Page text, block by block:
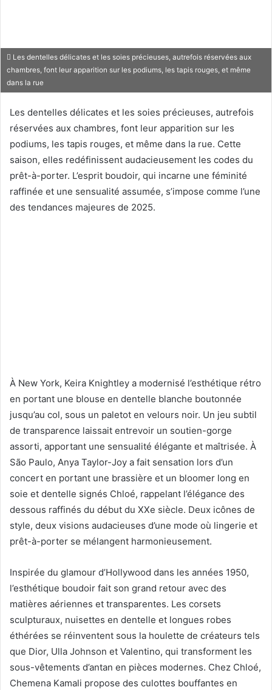
Les dentelles délicates et les soies précieuses, autrefois réservées aux
chambres, font leur apparition sur les podiums, les tapis rouges, et même
dans la rue
Les dentelles délicates et les soies précieuses, autrefois
réservées aux chambres, font leur apparition sur les
podiums, les tapis rouges, et même dans la rue. Cette
saison, elles redéfinissent audacieusement les codes du
prêt-à-porter. L’esprit boudoir, qui incarne une féminité
raffinée et une sensualité assumée, s’impose comme l’une
des tendances majeures de 2025.
À New York, Keira Knightley a modernisé l’esthétique rétro
en portant une blouse en dentelle blanche boutonnée
jusqu’au col, sous un paletot en velours noir. Un jeu subtil
de transparence laissait entrevoir un soutien-gorge
assorti, apportant une sensualité élégante et maîtrisée. À
São Paulo, Anya Taylor-Joy a fait sensation lors d’un
concert en portant une brassière et un bloomer long en
soie et dentelle signés Chloé, rappelant l’élégance des
dessous raffinés du début du XXe siècle. Deux icônes de
style, deux visions audacieuses d’une mode où lingerie et
prêt-à-porter se mélangent harmonieusement.
Inspirée du glamour d’Hollywood dans les années 1950,
l’esthétique boudoir fait son grand retour avec des
matières aériennes et transparentes. Les corsets
sculpturaux, nuisettes en dentelle et longues robes
éthérées se réinventent sous la houlette de créateurs tels
que Dior, Ulla Johnson et Valentino, qui transforment les
sous-vêtements d’antan en pièces modernes. Chez Chloé,
Chemena Kamali propose des culottes bouffantes en